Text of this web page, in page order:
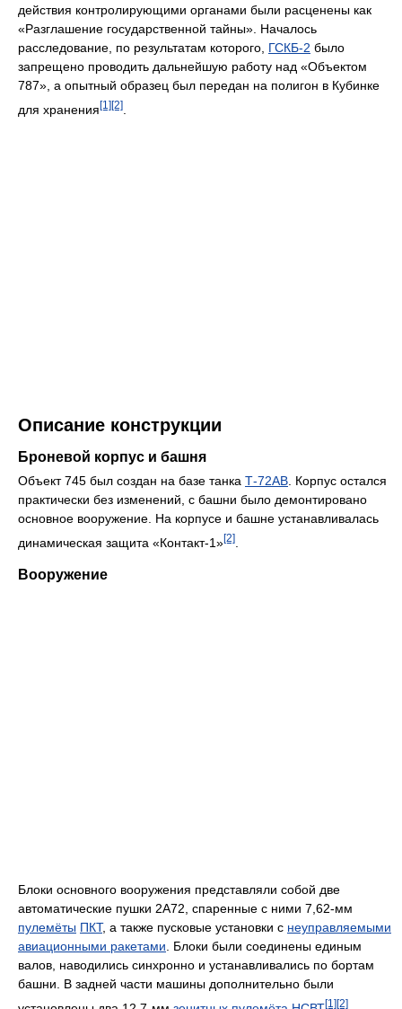
действия контролирующими органами были расценены как
«Разглашение государственной тайны». Началось
расследование, по результатам которого, ГСКБ-2 было
запрещено проводить дальнейшую работу над «Объектом
787», а опытный образец был передан на полигон в Кубинке
для хранения[1][2]
Описание конструкции
Броневой корпус и башня
Объект 745 был создан на базе танка Т-72АВ . Корпус остался
практически без изменений, с башни было демонтировано
основное вооружение. На корпусе и башне устанавливалась
динамическая защита «Контакт-1»[2]
Вооружение
Блоки основного вооружения представляли собой две
автоматические пушки 2А72, спаренные с ними 7,62-мм
пулемёты ПКТ, а также пусковые установки с неуправляемыми
авиационными ракетами. Блоки были соединены единым
валов, наводились синхронно и устанавливались по бортам
башни. В задней части машины дополнительно были
[1] [2]